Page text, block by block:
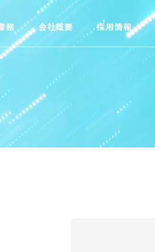
務 会社概要 採用情報